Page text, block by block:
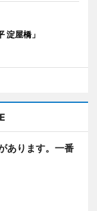
淀屋橋」
あります。一番